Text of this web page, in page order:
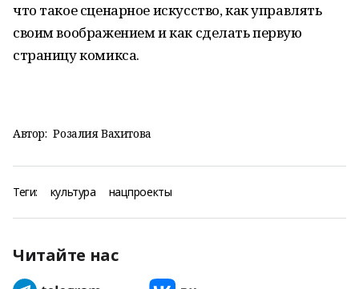
что такое сценарное искусство, как управлять
своим воображением и как сделать первую
страницу комикса.
Автор: Розалия Вахитова
Теги: культура нацпроекты
Читайте нас